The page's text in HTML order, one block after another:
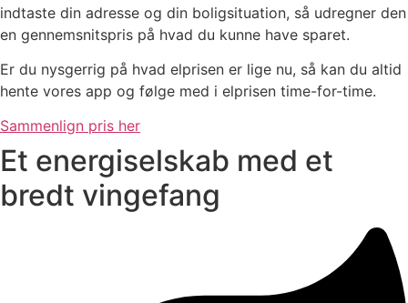
indtaste din adresse og din boligsituation, så udregner den
en gennemsnitspris på hvad du kunne have sparet.
Er du nysgerrig på hvad elprisen er lige nu, så kan du altid
hente vores app og følge med i elprisen time-for-time.
Sammenlign pris her
Et energiselskab med et
bredt vingefang